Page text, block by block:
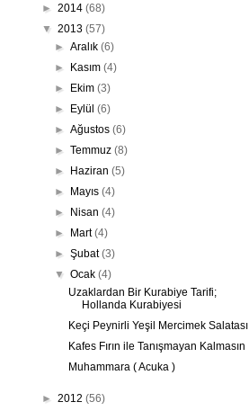
► 2014 (68)
▼ 2013 (57)
►Aralık(6)
► Kasım(4)
► Ekim(3)
► Eylül(6)
►Ağustos(6)
►Temmuz(8)
► Haziran(5)
► Mayıs(4)
► Nisan(4)
► Mart(4)
►Şubat(3)
▼Ocak(4)
Uzaklardan Bir Kurabiye Tarifi;
Hollanda Kurabiyesi
Keçi Peynirli Yeşil Mercimek Salatası
Kafes Fırın ile Tanışmayan Kalmasın
Muhammara ( Acuka )
► 2012 (56)